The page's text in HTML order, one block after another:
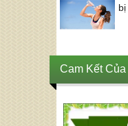
Cam Kết